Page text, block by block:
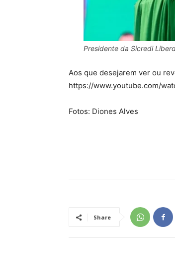
Presidente da Sicredi
Aos que desejarem ver ou
https://www.youtube.com/
Fotos: Diones Alves
Share